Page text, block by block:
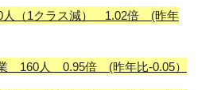
人 （1クラス減） 1.02倍 (昨年
160人 0.95倍 (昨年比-0.05）